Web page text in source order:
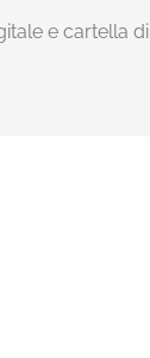
e cartella di